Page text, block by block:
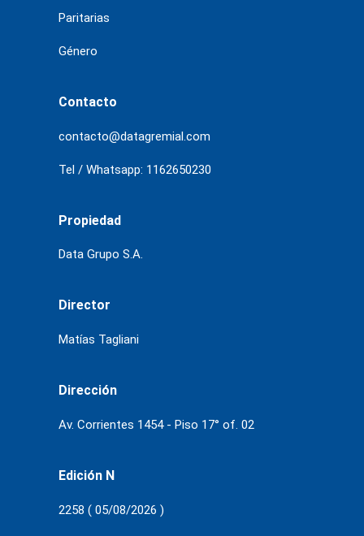
Paritarias
Género
Contacto
contacto@datagremial.com
Tel / Whatsapp: 1162650230
Propiedad
Data Grupo S.A.
Director
Matías Tagliani
Dirección
Av. Corrientes 1454 - Piso 17° of. 02
Edición N
2258 ( 05/08/2026 )